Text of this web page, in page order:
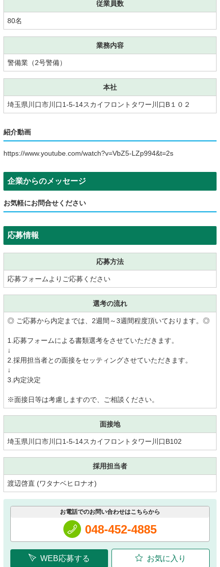
従業員数
80名
業務内容
警備業（2号警備）
本社
埼玉県川口市川口1-5-14スカイフロントタワー川口B１０２
紹介動画
https://www.youtube.com/watch?v=VbZ5-LZp994&t=2s
企業からのメッセージ
お気軽にお問合せください
応募情報
応募方法
応募フォームよりご応募ください
選考の流れ
◎ ご応募から内定までは、2週間～3週間程度頂いております。◎
1.応募フォームによる書類選考をさせていただきます。
↓
2.採用担当者との面接をセッティングさせていただきます。
↓
3.内定決定
※面接日等は考慮しますので、ご相談ください。
面接地
埼玉県川口市川口1-5-14スカイフロントタワー川口B102
採用担当者
渡辺啓直 (ワタナベヒロナオ)
お電話でのお問い合わせはこちらから
048-452-4885
WEB応募する お気に入り